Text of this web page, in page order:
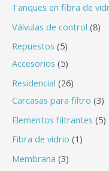
Tanques en fibra de
Válvulas de control 8
Repuestos 5
Accesorios 5
Residencial 26
Carcasas para filtro 3
Elementos filtrantes 5
Fibra de vidrio 1
Membrana 3